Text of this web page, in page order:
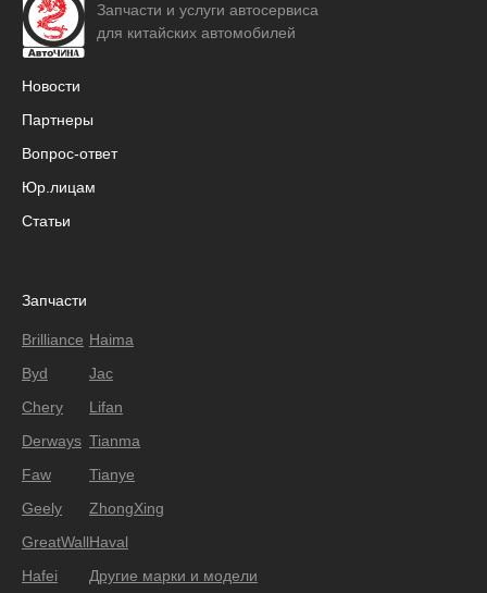
Запчасти и услуги автосервиса
для китайских автомобилей
Новости
Партнеры
Вопрос-ответ
Юр.лицам
Статьи
Запчасти
Brilliance
Byd
Chery
Derways
Faw
Geely
GreatWall
Hafei
Haima
Jac
Lifan
Tianma
Tianye
ZhongXing
Haval
Другие марки и модели